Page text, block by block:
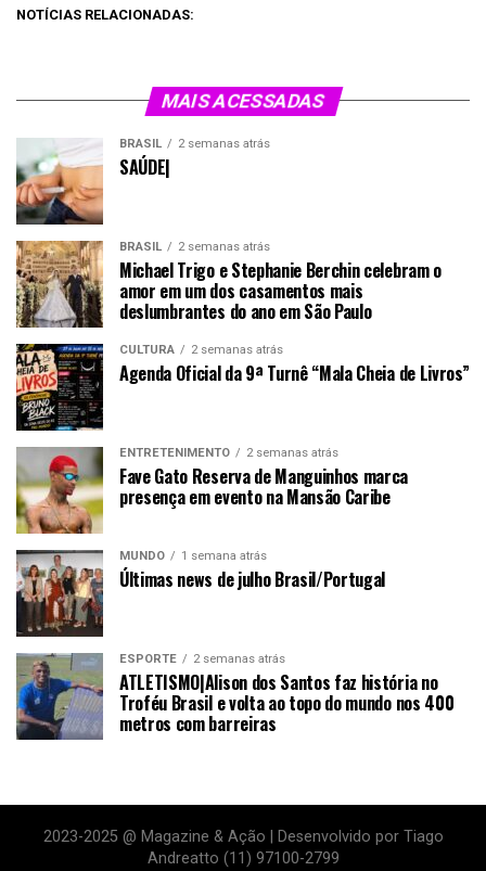
NOTÍCIAS RELACIONADAS:
MAIS ACESSADAS
BRASIL 2 semanas atrás
SAÚDE|
BRASIL 2 semanas atrás
Michael Trigo e Stephanie Berchin celebram o
amor em um dos casamentos mais
deslumbrantes do ano em São Paulo
CULTURA 2 semanas atrás
Agenda Oficial da 9ª Turnê “Mala Cheia de Livros”
ENTRETENIMENTO 2 semanas atrás
Fave Gato Reserva de Manguinhos marca
presença em evento na Mansão Caribe
MUNDO 1 semana atrás
Últimas news de julho Brasil/Portugal
ESPORTE 2 semanas atrás
ATLETISMO|Alison dos Santos faz história no
Troféu Brasil e volta ao topo do mundo nos 400
metros com barreiras
2023-2025 @ Magazine & Ação | Desenvolvido por Tiago
Andreatto (11) 97100-2799